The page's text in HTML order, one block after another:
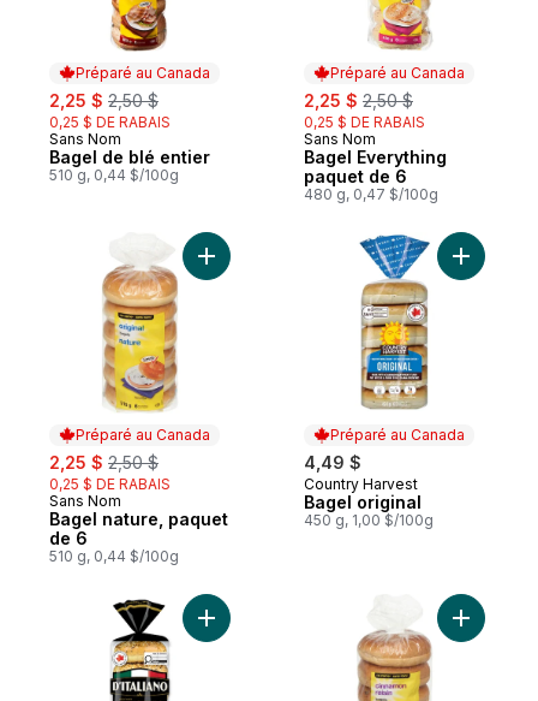
Préparé au Canada
sale:
2,25 $ , formerly:
2,50 $
0,25 $ DE RABAIS
Préparé au Canada
Sans Nom
Bagel de blé entier
510 g, 0,44 $/100g
Préparé au Canada
sale:
2,25 $ , formerly:
2,50 $
0,25 $ DE RABAIS
Préparé au Canada
Sans Nom
Bagel Everything
paquet de 6
480 g, 0,47 $/100g
Préparé au Canada
sale:
2,25 $ , formerly:
2,50 $
0,25 $ DE RABAIS
Préparé au Canada
Sans Nom
Bagel nature, paquet
de 6
510 g, 0,44 $/100g
Ajouter Bagel nature, paquet de 6 au
Préparé au Canada
4,49 $
Préparé au Canada
Country Harvest
Bagel original
450 g, 1,00 $/100g
Ajouter
Ajouter Bagel tout garni et fines herbes
Ajouter